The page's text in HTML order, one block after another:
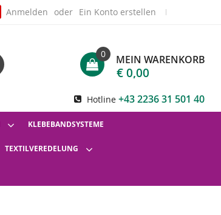
Anmelden Ein Konto erstellen
MEIN WARENKORB
0
€ 0,00
Hotline +43 2236 31 501 40
KLEBEBANDSYSTEME
TEXTILVEREDELUNG